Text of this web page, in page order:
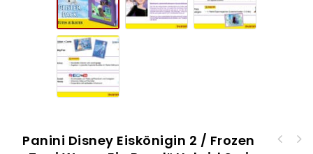
Panini Disney Eiskönigin 2 / Frozen